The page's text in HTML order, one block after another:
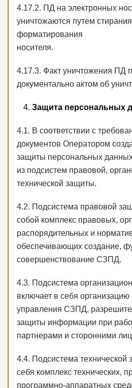
4.17.2. ПД на электронных
уничтожаются путем
форматирования
носителя.
4.17.3. Факт уничтожения ПД
документально актом об
Защита персональных
4.1. В соответствии с
документов Оператором
защиты персональных
из подсистем правовой,
технической защиты.
4.2. Подсистема правовой
собой комплекс правовых,
распорядительных и
обеспечивающих создание,
совершенствование СЗПД.
4.3. Подсистема
включает в себя организацию
управления СЗПД,
защиты информации при
партнерами и сторонними
4.4. Подсистема технической
себя комплекс технических,
программно-аппаратных